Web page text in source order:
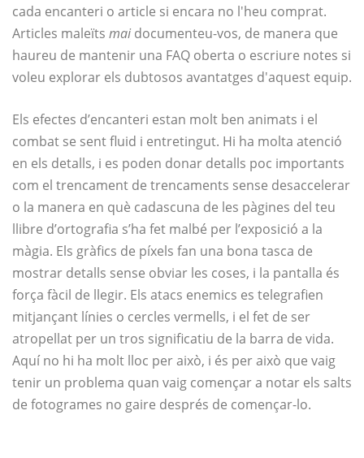
cada encanteri o article si encara no l'heu comprat.
Articles maleïts mai documenteu-vos, de manera que
haureu de mantenir una FAQ oberta o escriure notes si
voleu explorar els dubtosos avantatges d'aquest equip.
Els efectes d’encanteri estan molt ben animats i el
combat se sent fluid i entretingut. Hi ha molta atenció
en els detalls, i es poden donar detalls poc importants
com el trencament de trencaments sense desaccelerar
o la manera en què cadascuna de les pàgines del teu
llibre d’ortografia s’ha fet malbé per l’exposició a la
màgia. Els gràfics de píxels fan una bona tasca de
mostrar detalls sense obviar les coses, i la pantalla és
força fàcil de llegir. Els atacs enemics es telegrafien
mitjançant línies o cercles vermells, i el fet de ser
atropellat per un tros significatiu de la barra de vida.
Aquí no hi ha molt lloc per això, i és per això que vaig
tenir un problema quan vaig començar a notar els salts
de fotogrames no gaire després de començar-lo.